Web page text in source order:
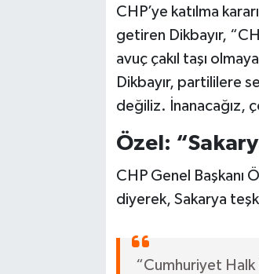
CHP’ye katılma
getiren Dikbayır,
avuç çakıl taşı
Dikbayır, partililere
değiliz. İnanacağız,
Özel:
CHP Genel Başkanı
diyerek, Sakarya
“Cumhuriyet Halk